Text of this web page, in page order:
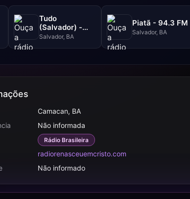
Tudo
(Salvador) -
102.5 FM
Salvador, BA
Piatã - 94.3 FM
Salvador, BA
Camacan, BA
Não informada
Rádio Brasileira
radiorenasceuemcristo.com
Não informado